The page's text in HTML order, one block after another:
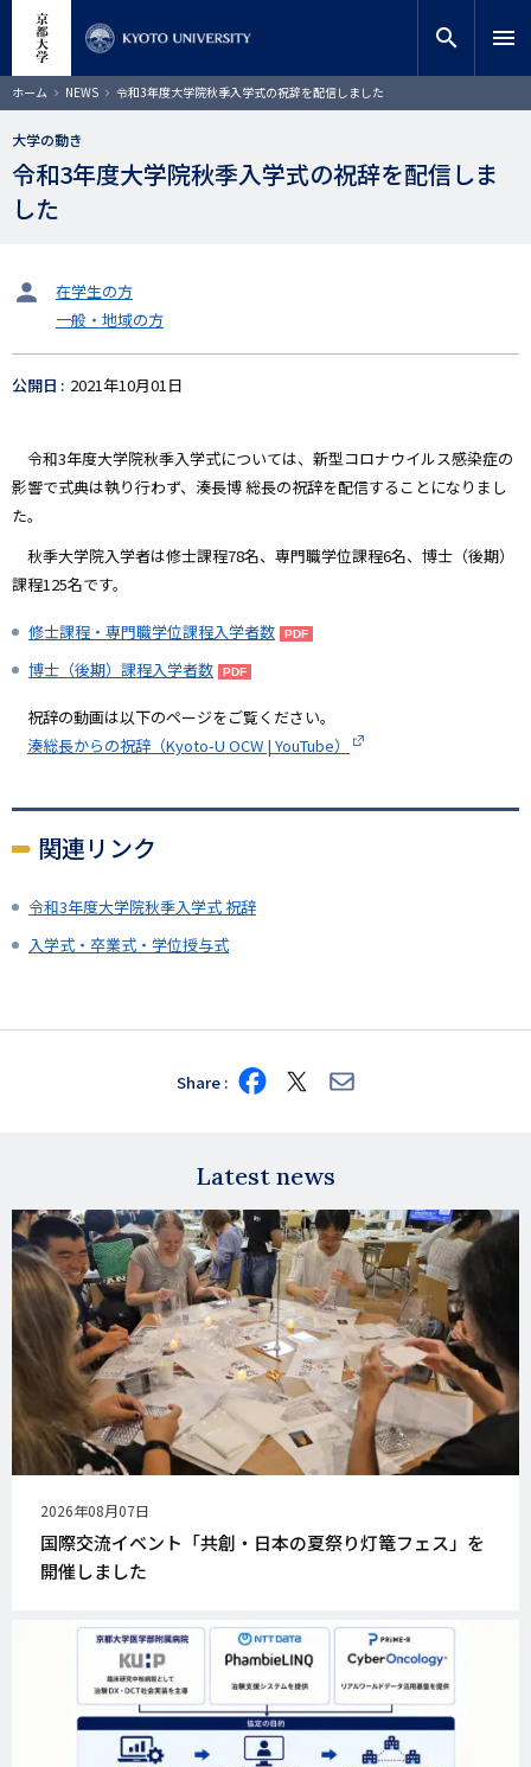
コ
ン
ン
ツ
サイト内検索 search menu
ホーム NEWS 令和3年度大学院秋季入学式の祝辞を配信しました
大学の動き
令和3年度大学院秋季入学式の祝辞を配信しま
した
タ
ッ
ト
在学生の方
一般・地域の方
公開日 2021年10月01日
令和3年度大学院秋季入学式については、新型コロナウイルス感染症の
影響で式典は執り行わず、湊長博 総長の祝辞を配信することになりまし
た。
秋季大学院入学者は修士課程78名、専門職学位課程6名、博士（後期）
課程125名です。
修士課程・専門職学位課程入学者数
博士（後期）課程入学者数
祝辞の動画は以下のページをご覧ください。
湊総長からの祝辞（Kyoto-U OCW | YouTube）
関連リンク
令和3年度大学院秋季入学式 祝辞
入学式・卒業式・学位授与式
Share Share
on
Share
on
Share
via
Latest news
公
開
日
2026年08月07日
国際交流イベント「共創・日本の夏祭り灯篭フェス」を
開催しました